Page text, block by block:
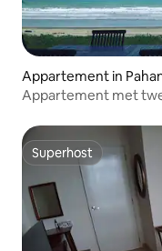
Appartement in
Appartement met
Superhost
Superhost